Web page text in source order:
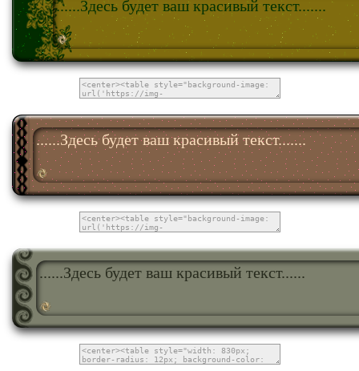
......Здесь будет ваш красивый текст.......
......Здесь будет ваш красивый текст.......
......Здесь будет ваш красивый текст......